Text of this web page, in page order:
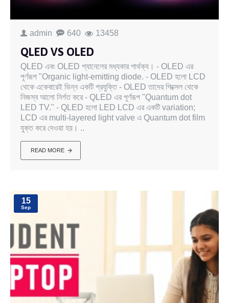
admin 640 13458
QLED VS OLED
QLED এবং OLED প্যানেলের মধ্যকার পার্থক্য। - OLED এর
পূর্ণরূপ "Organic light-emitting diode. - OLED হলো LCD
থেকে একেবারেই ভিন্ন একটি প্রযুক্তি - OLED তাদের পিক্সেল থেকে
নিজস্ব আলো নির্গত করে - QLED এর পূর্ণরূপ "Quantum dot
LED TV." - QLED হলো LED LCD এর একটি variation;
LCD এর multi-layered light valve এ Quantum dot film
যুক্ত করে দেওয়া হয়। ..
READ MORE
15
Sep